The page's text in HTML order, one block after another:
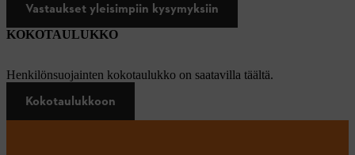
Vastaukset yleisimpiin kysymyksiin
KOKOTAULUKKO
Henkilönsuojainten kokotaulukko on saatavilla täältä.
Kokotaulukkoon